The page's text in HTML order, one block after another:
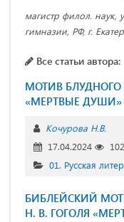
магистр филол. наук,
гимназии, РФ, г.
Все статьи автора:
МОТИВ БЛУДНОГО
«МЕРТВЫЕ
Кочурова Н.В.
17.04.2024
01. Русская
БИБЛЕЙСКИЙ
Н. В. ГОГОЛЯ